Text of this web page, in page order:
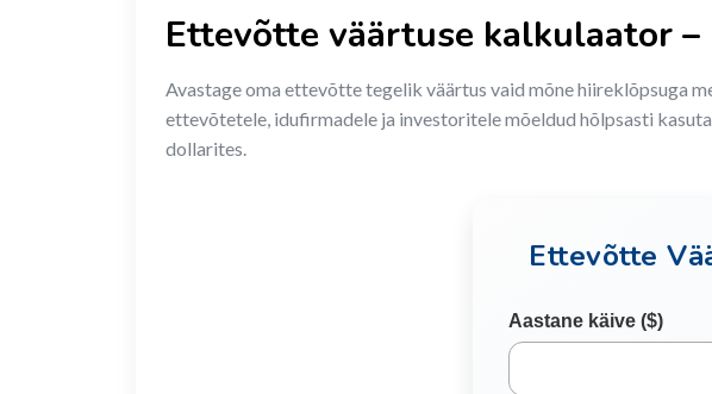
Ettevõtte väärtuse kalkulaator
Avastage oma ettevõtte tegelik väärtus vaid mõne hiireklõpsuga
ettevõtetele, idufirmadele ja investoritele mõeldud hõlpsasti
dollarites.
Ettevõtte
Aastane käive ($)